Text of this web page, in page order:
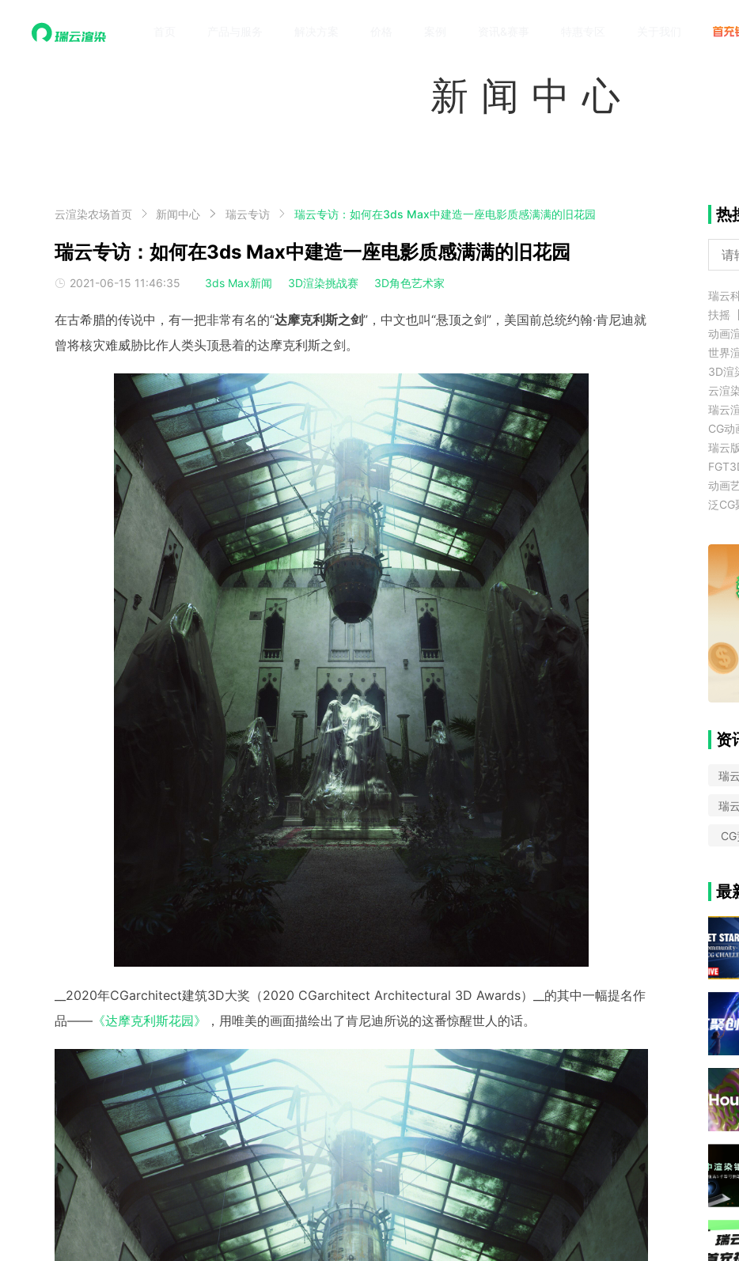
新闻中心
云渲染农场首页 新闻中心 瑞云专访 瑞云专访：如何在3ds Max中建造一座电影质感满满的旧花园
瑞云专访：如何在3ds Max中建造一座电影质感满满的旧花园
2021-06-15 11:46:35 3ds Max新闻 3D渲染挑战赛 3D角色艺术家
在古希腊的传说中，有一把非常有名的“达摩克利斯之剑”，中文也叫“悬顶之剑”，美国前总统约翰·肯尼迪就
曾将核灾难威胁比作人类头顶悬着的达摩克利斯之剑。
__2020年CGarchitect建筑3D大奖（2020 CGarchitect Architectural 3D Awards）__的其中一幅提名作
品—— 《达摩克利斯花园》 ，用唯美的画面描绘出了肯尼迪所说的这番惊醒世人的话。
热
瑞云
扶摇
动画
世界
3D渲
云渲
瑞云
CG动
瑞云
动画
泛CG
渲染
好莱
CG
GPU
效果
V-
北京
CIS设
金鸡
资
瑞
瑞
最